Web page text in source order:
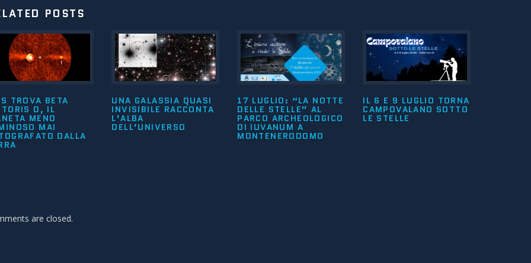
POSTS
TROVA BETA
D, IL
MENO
MAI
DALLA
UNA GALASSIA QUASI
INVISIBILE RACCONTA
L’ALBA
DELL’UNIVERSO
17 LUGLIO: “LA NOTTE
DELLE STELLE” AL
PARCO ARCHEOLOGICO
DI IUVANUM A
MONTENERODOMO
IL 6 E 9 LUGLIO TORNA
CAMPOVALANO SOTTO
LE STELLE
are closed.